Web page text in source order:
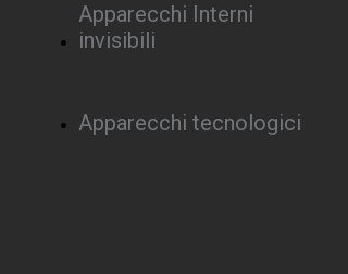
Apparecchi Interni
invisibili
Apparecchi tecnologici